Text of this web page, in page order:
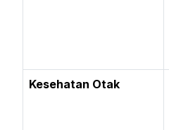
Kesehatan Otak